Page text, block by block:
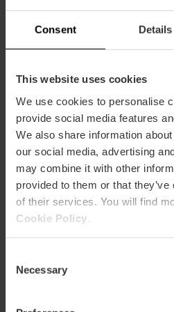
Consent Details
This website uses cookies
We use cookies to personalise
provide social media features
We also share information
our social media, advertising
may combine it with other
provided to them or that
of their services. You will find
Cookie Policy
Selection
Necessary
Informació pràctica
Horari
De dimecres a dissabte de
a 22.00. Diumenges de 13:30
Preu mitjà
100.00€
Gourmet